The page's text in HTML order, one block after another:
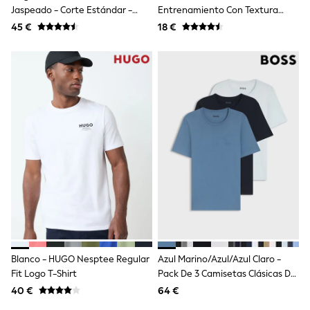
Shoes
Cardigans
New In
Nighties
Pyjamas
Robes
Sleepsuits
Blanket Hoodies
All Bags & Accessories
Denim Jackets
Raincoats
Waterproof
Puddlesuits
Pramsuits
Gilets
Fleeces
Teddy Borg
Puffers
Jaspeado - Corte Estándar -
Pack De 4 Camisetas Suaves
45 €
Entrenamiento Con Textura
Active Gym
18 €
Blanco - HUGO Nesptee Regular
Fit Logo T-Shirt
40 €
Azul Marino/Azul/Azul Claro -
Pack De 3 Camisetas Clásicas De
Manga Corta Con Cuello
64 €